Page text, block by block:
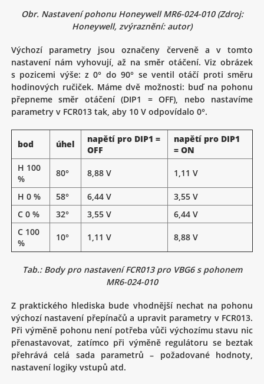
Obr. Nastavení pohonu Honeywell MR6-024-010 (Zdroj:
Honeywell, zvýraznění: autor)
Výchozí parametry jsou označeny červeně a v tomto
nastavení nám vyhovují, až na směr otáčení. Viz obrázek
s pozicemi výše: z 0° do 90° se ventil otáčí proti směru
hodinových ručiček. Máme dvě možnosti: buď na pohonu
přepneme směr otáčení (DIP1 = OFF), nebo nastavíme
parametry v FCR013 tak, aby 10 V odpovídalo 0°.
bod úhel
napětí pro DIP1 =
OFF
napětí pro DIP1
= ON
H 100
%
80° 8,88 V 1,11 V
H 0 % 58° 6,44 V
3,55 V
C 0 %
32° 3,55 V
6,44 V
C 100
%
10° 1,11 V 8,88 V
Tab.: Body pro nastavení FCR013 pro VBG6 s pohonem
MR6-024-010
Z praktického hlediska bude vhodnější nechat na pohonu
výchozí nastavení přepínačů a upravit parametry v FCR013.
Při výměně pohonu není potřeba vůči výchozímu stavu nic
přenastavovat, zatímco při výměně regulátoru se beztak
přehrává celá sada parametrů – požadované hodnoty,
nastavení logiky vstupů atd.